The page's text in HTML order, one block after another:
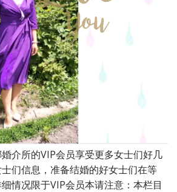
介所的VIP会员享受更多女士们好几
们信息，准备结婚的好女士们在等
情况限于VIP会员本请注意：本栏目